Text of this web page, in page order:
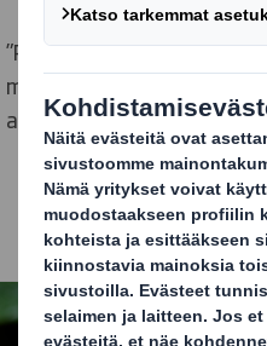
”Pitää tutustua aina
miettiä, miten se meidän
asiakkaan ongelman. ”